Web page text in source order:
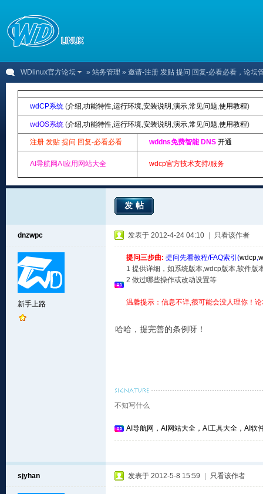
WDlinux官方论坛 » 站务管理 » 邀请-注册 发贴 提问 回复-必看必看，论坛
wdCP系统 (介绍,功能特性,运行环境,安装说明 ,演示,常见问题,使用教程)
wdOS系统 (介绍,功能特性,运行环境,安装说明 ,演示,常见问题,使用教程)
注册 发贴 提问 回复-必看必看 wddns免费智能 DNS 开通
AI导航网AI应用网站大全 wdcp官方技术支持/服务
发帖
dnzwpc
新手上路
发表于 2012-4-24 04:10 只看该作者
提问三步曲: 提问先看教程/FAQ索引(wdcp,
1 提供详细，如系统版本,wdcp版本,软件版
2 做过哪些操作或改动设置等
温馨提示：信息不详,很可能会没人理你！
哈哈，提完善的条例呀！
不知写什么
AI导航网，AI网站大全，AI工具大全，AI软
sjyhan 发表于 2012-5-8 15:59 只看该作者